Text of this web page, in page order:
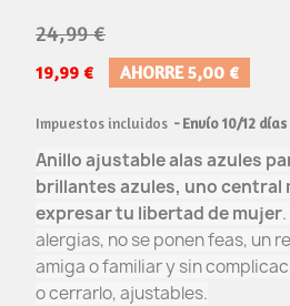
24,99 €
19,99 € AHORRE 5,00 €
Impuestos incluidos Envío 10/12 días
Anillo ajustable alas azules
brillantes azules, uno central
expresar tu libertad de mujer
alergias, no se ponen feas, un
amiga o familiar y sin
o cerrarlo, ajustables.